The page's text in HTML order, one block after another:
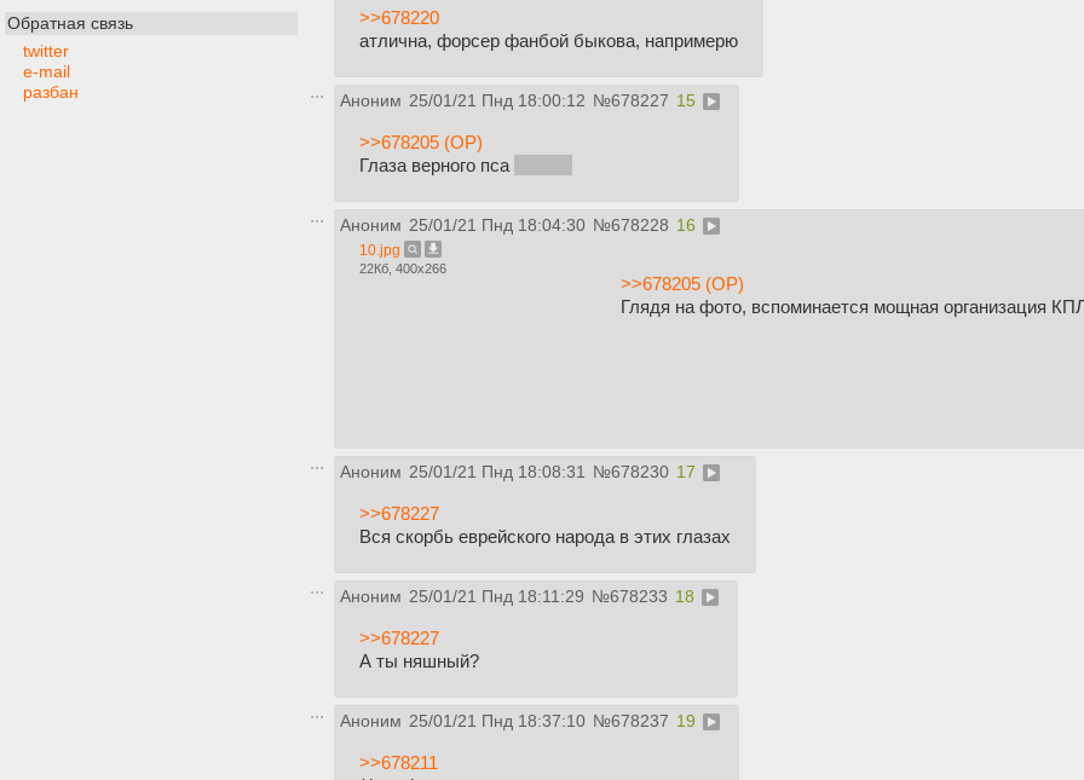
Обратная связь
twitter
e-mail
разбан
>>678220
атлична, форсер фанбой быкова, напримерю
Аноним 25/01/21 Пнд 18:00:12 №678227 15
>>678205 (OP)
Глаза верного пса
Аноним 25/01/21 Пнд 18:04:30 №678228 16
10.jpg
22Кб, 400x266
>>678205 (OP)
Глядя на фото, вспоминается мощная организация
Аноним 25/01/21 Пнд 18:08:31 №678230 17
>>678227
Вся скорбь еврейского народа в этих глазах
Аноним 25/01/21 Пнд 18:11:29 №678233 18
>>678227
А ты няшный?
Аноним 25/01/21 Пнд 18:37:10 №678237 19
>>678211